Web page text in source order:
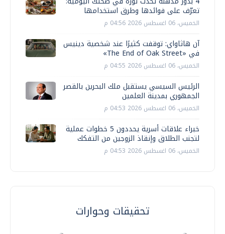
تعرّف على فوائدها وطرق استخدامها
الخميس، 06 اغسطس 2026 04:56 م
آن هاثاواي: توقفت كثيرًا عند شخصية دينيس
في «The End of Oak Street»
الخميس، 06 اغسطس 2026 04:55 م
الرئيس السيسي يستقبل ملك البحرين بالقصر
الجمهوري بمدينة العلمين
الخميس، 06 اغسطس 2026 04:53 م
خبراء علاقات أسرية يحددون 5 خطوات عملية
لتجنب الطلاق وإنقاذ الزوجين من التفكك
الخميس، 06 اغسطس 2026 04:53 م
تحقيقات وحوارات